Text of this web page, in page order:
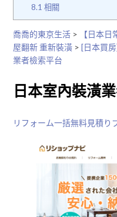
8.1 相關
喬喬的東京生活> 【日本日
屋翻新 重新裝潢> [日本買
業者檢索平台
日本室內裝潢
リフォーム一括無料見積り